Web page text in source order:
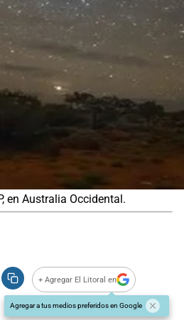
en Australia Occidental.
+ Agregar El Litoral en
Agregar a tus medios preferidos en Google